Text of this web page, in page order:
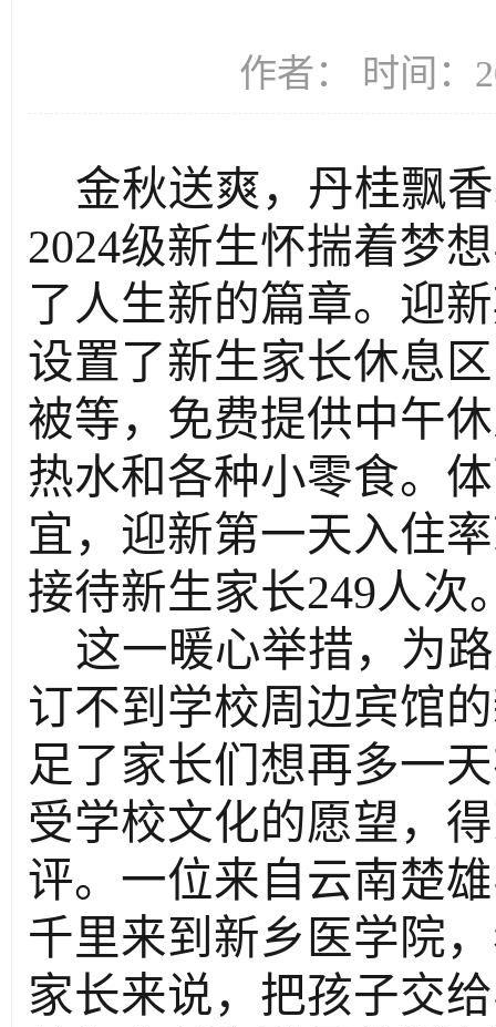
作者： 时间：
金秋送爽， 丹桂飘
2024级新生怀揣着梦
了人生新的篇章。 迎
设置了新生家长休息
被等，免费提供中午
热水和各种小零食。
宜， 迎新第一天入住
接待新生家长249人次
这一暖心举措， 为
订不到学校周边宾馆
足了家长们想再多一
受学校文化的愿望，
评。一位来自云南楚
千里来到新乡医学院
家长来说， 把孩子交